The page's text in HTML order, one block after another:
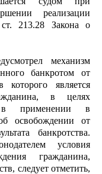
реализации
213.28 Закона о
механизм
банкротом от
которого является
в целях
в применении в
освобождении от
банкротства.
условия
гражданина,
следует отметить,